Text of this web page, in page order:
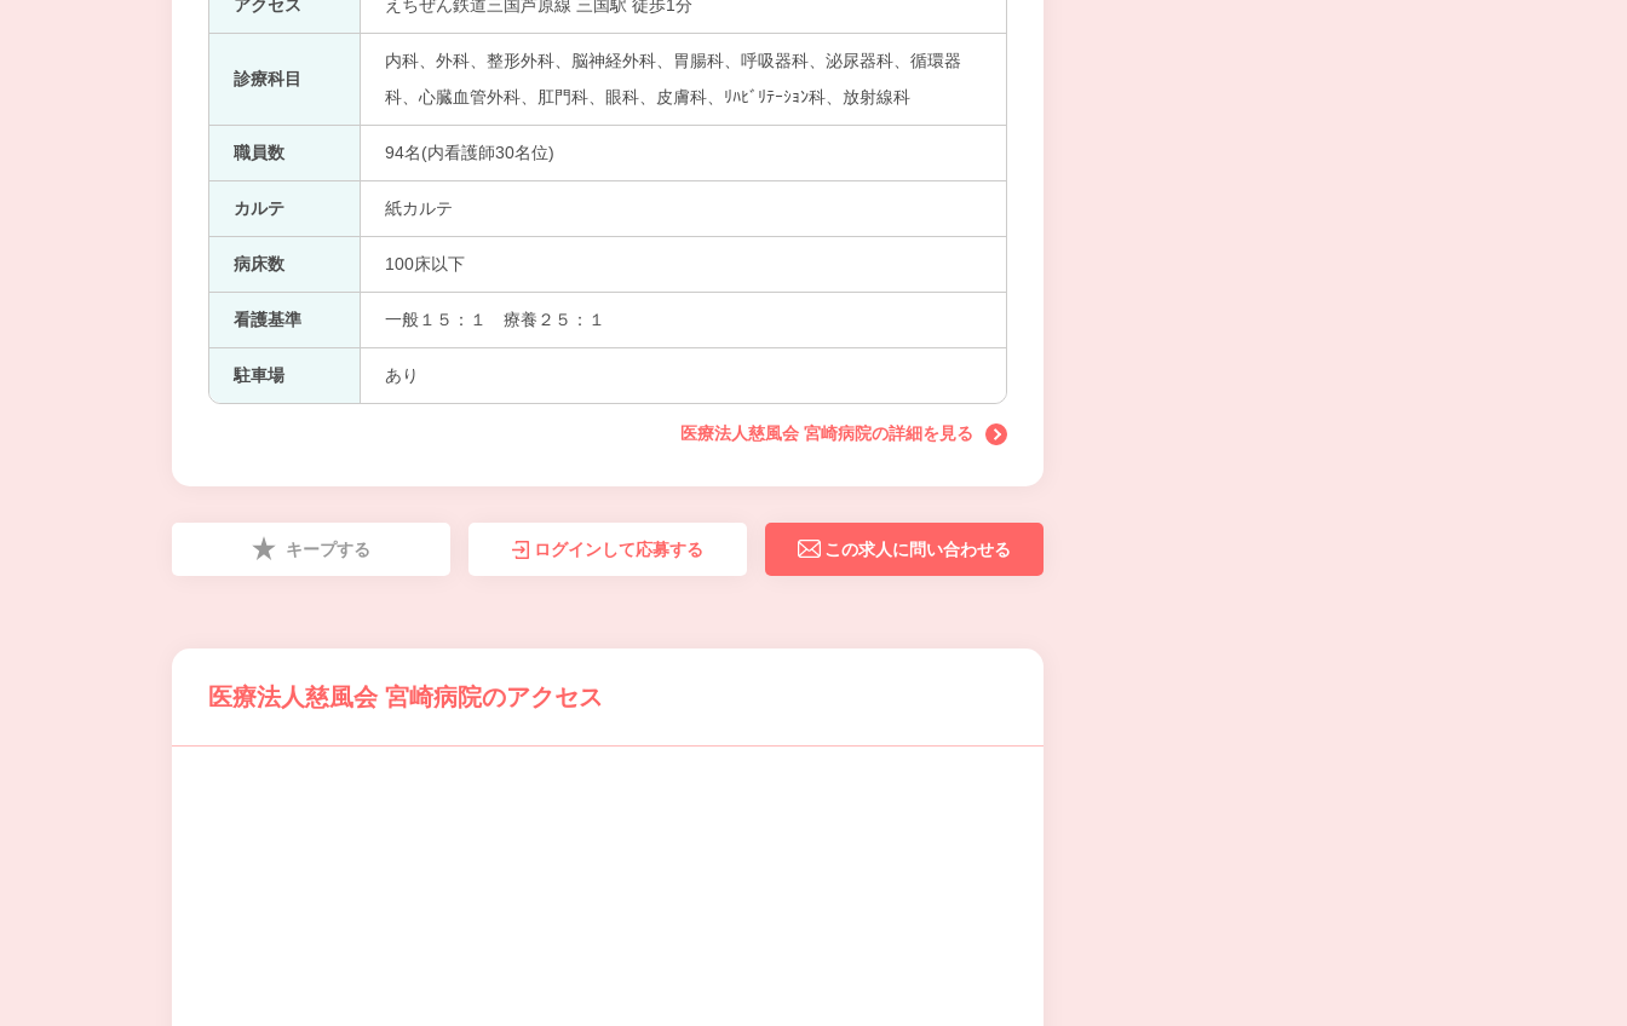
アクセス えちぜん鉄道三国芦原線 三国駅 徒歩1分
診療科目
内科、外科、整形外科、脳神経外科、胃腸科、呼吸器科、泌尿器科、循環器
科、心臓血管外科、肛門科、眼科、皮膚科、ﾘﾊﾋﾞﾘﾃｰｼｮﾝ科、放射線科
職員数 94名(内看護師30名位)
カルテ 紙カルテ
病床数 100床以下
看護基準 一般１５：１ 療養２５：１
駐車場 あり
医療法人慈風会 宮崎病院の詳細を見る
キープする ログインして応募する この求人に問い合わせる
医療法人慈風会 宮崎病院のアクセス